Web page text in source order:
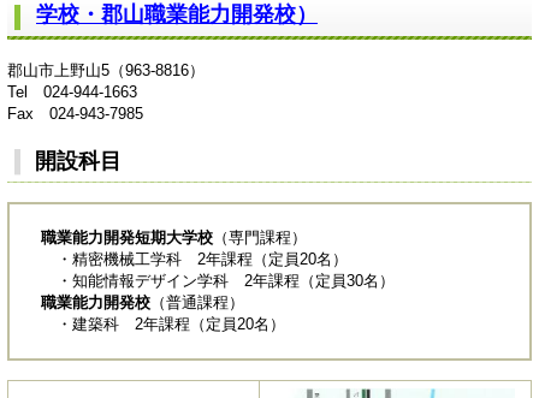
学校・郡山職業能力開発校）
郡山市上野山5（963-8816）
Tel 024-944-1663
Fax 024-943-7985
開設科目
職業能力開発短期大学校（専門課程）
・精密機械工学科 2年課程（定員20名）
・知能情報デザイン学科 2年課程（定員30名）
職業能力開発校（普通課程）
・建築科 2年課程（定員20名）